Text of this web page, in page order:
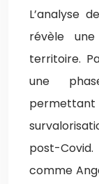
L’analyse
révèle
territoire.
une
post-
comme